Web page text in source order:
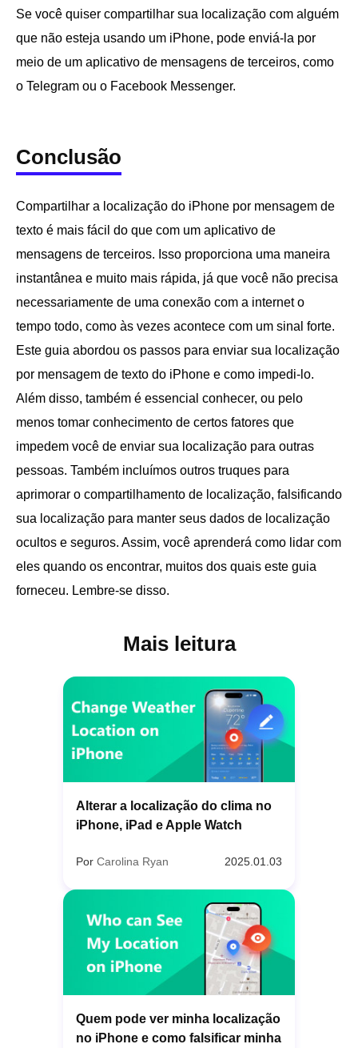
Se você quiser compartilhar sua localização com alguém
que não esteja usando um iPhone, pode enviá-la por
meio de um aplicativo de mensagens de terceiros, como
o Telegram ou o Facebook Messenger.
Conclusão
Compartilhar a localização do iPhone por mensagem de
texto é mais fácil do que com um aplicativo de
mensagens de terceiros. Isso proporciona uma maneira
instantânea e muito mais rápida, já que você não precisa
necessariamente de uma conexão com a internet o
tempo todo, como às vezes acontece com um sinal forte.
Este guia abordou os passos para enviar sua localização
por mensagem de texto do iPhone e como impedi-lo.
Além disso, também é essencial conhecer, ou pelo
menos tomar conhecimento de certos fatores que
impedem você de enviar sua localização para outras
pessoas. Também incluímos outros truques para
aprimorar o compartilhamento de localização, falsificando
sua localização para manter seus dados de localização
ocultos e seguros. Assim, você aprenderá como lidar com
eles quando os encontrar, muitos dos quais este guia
forneceu. Lembre-se disso.
Mais leitura
Alterar a localização do clima no
iPhone, iPad e Apple Watch
Por Carolina Ryan 2025.01.03
Quem pode ver minha localização
no iPhone e como falsificar minha